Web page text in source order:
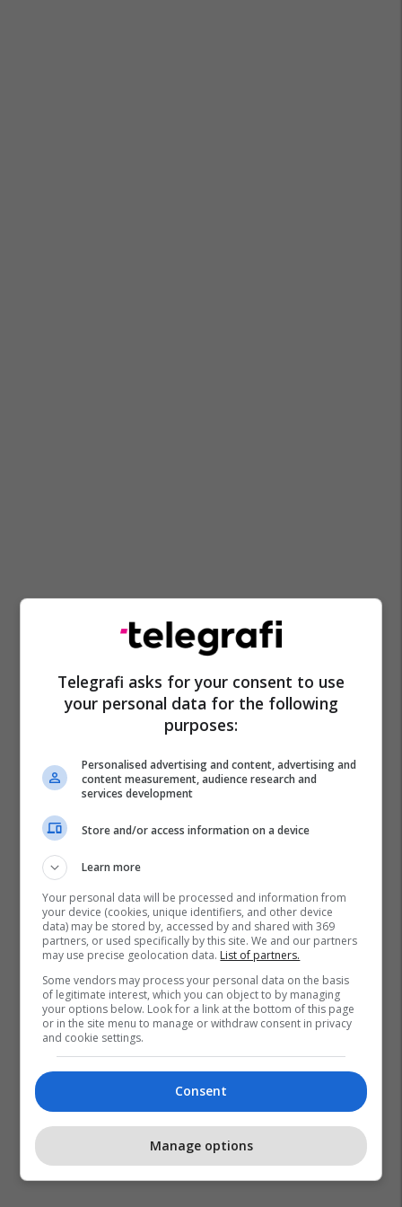
Valbon Krasniqi Shskuk Saudin Maliqi
Telegrafi asks for your consent to use
your personal data for the following
purposes:
Personalised advertising and content, advertising and
content measurement, audience research and
services development
Store and/or access information on a device
Learn more
Your personal data will be processed and information from
your device (cookies, unique identifiers, and other device
data) may be stored by, accessed by and shared with 369
partners, or used specifically by this site. We and our partners
may use precise geolocation data. List of partners.
Some vendors may process your personal data on the basis
of legitimate interest, which you can object to by managing
your options below. Look for a link at the bottom of this page
or in the site menu to manage or withdraw consent in privacy
and cookie settings.
Consent
Manage options